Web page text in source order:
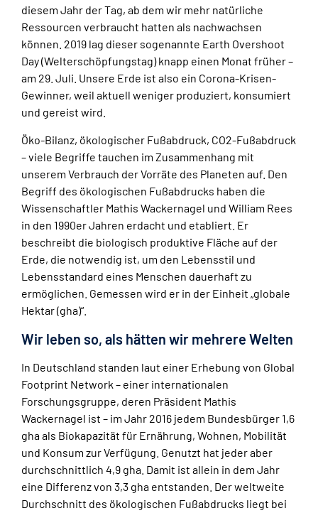
diesem Jahr der Tag, ab dem wir mehr natürliche
Ressourcen verbraucht hatten als nachwachsen
können. 2019 lag dieser sogenannte Earth Overshoot
Day (Welterschöpfungstag) knapp einen Monat früher –
am 29. Juli. Unsere Erde ist also ein Corona-Krisen-
Gewinner, weil aktuell weniger produziert, konsumiert
und gereist wird.
Öko-Bilanz, ökologischer Fußabdruck, CO2-Fußabdruck
– viele Begriffe tauchen im Zusammenhang mit
unserem Verbrauch der Vorräte des Planeten auf. Den
Begriff des ökologischen Fußabdrucks haben die
Wissenschaftler Mathis Wackernagel und William Rees
in den 1990er Jahren erdacht und etabliert. Er
beschreibt die biologisch produktive Fläche auf der
Erde, die notwendig ist, um den Lebensstil und
Lebensstandard eines Menschen dauerhaft zu
ermöglichen. Gemessen wird er in der Einheit „globale
Hektar (gha)“.
Wir leben so, als hätten wir mehrere Welten
In Deutschland standen laut einer Erhebung von Global
Footprint Network – einer internationalen
Forschungsgruppe, deren Präsident Mathis
Wackernagel ist – im Jahr 2016 jedem Bundesbürger 1,6
gha als Biokapazität für Ernährung, Wohnen, Mobilität
und Konsum zur Verfügung. Genutzt hat jeder aber
durchschnittlich 4,9 gha. Damit ist allein in dem Jahr
eine Differenz von 3,3 gha entstanden. Der weltweite
Durchschnitt des ökologischen Fußabdrucks liegt bei